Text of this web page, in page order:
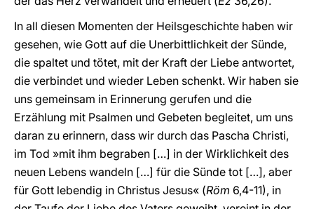
In all diesen Momenten der Heilsgeschichte haben wir
gesehen, wie Gott auf die Unerbittlichkeit der Sünde,
die spaltet und tötet, mit der Kraft der Liebe antwortet,
die verbindet und wieder Leben schenkt. Wir haben sie
uns gemeinsam in Erinnerung gerufen und die
Erzählung mit Psalmen und Gebeten begleitet, um uns
daran zu erinnern, dass wir durch das Pascha Christi,
im Tod »mit ihm begraben […] in der Wirklichkeit des
neuen Lebens wandeln […] für die Sünde tot […], aber
für Gott lebendig in Christus Jesus« (Röm 6,4-11), in